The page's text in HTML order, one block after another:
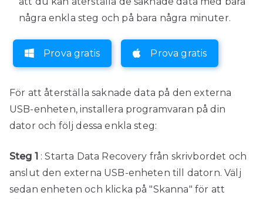
några enkla steg och på bara några minuter.
Prova gratis Prova gratis
För att återställa saknade data på den externa
USB-enheten, installera programvaran på din
dator och följ dessa enkla steg:
Steg 1 : Starta Data Recovery från skrivbordet och
anslut den externa USB-enheten till datorn. Välj
sedan enheten och klicka på "Skanna" för att